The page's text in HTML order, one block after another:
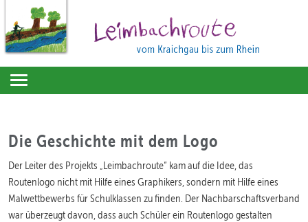
Toggle
navigation
Die Geschichte mit dem Logo
Der Leiter des Projekts „Leimbachroute“ kam auf die Idee, das
Routenlogo nicht mit Hilfe eines Graphikers, sondern mit Hilfe eines
Malwettbewerbs für Schulklassen zu finden. Der Nachbarschaftsverband
war überzeugt davon, dass auch Schüler ein Routenlogo gestalten